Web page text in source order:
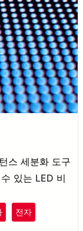
스 세분화 도구
있는 LED 비
전자